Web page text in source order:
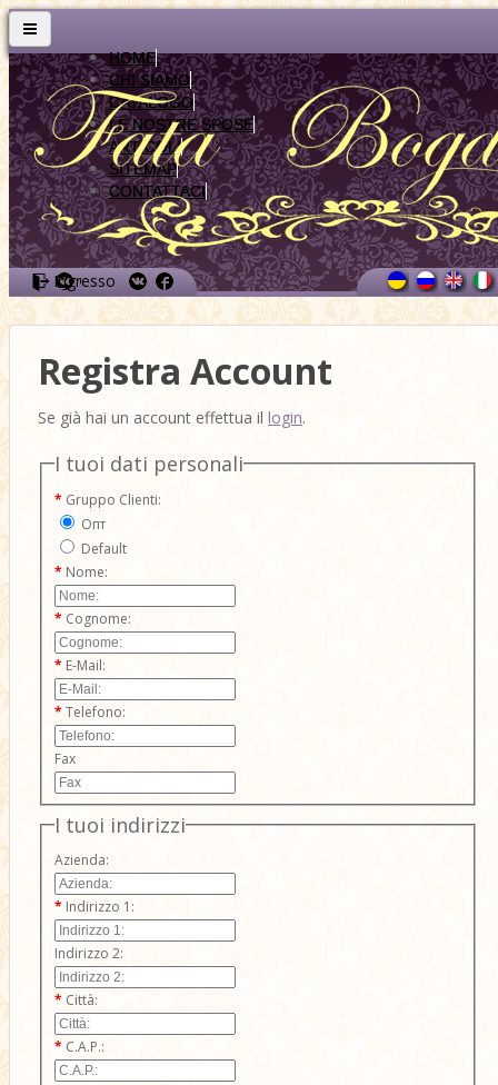
HOME
CHI SIAMO
CATALOGO
LE NOSTRE SPOSE
ARTICOLI
SITEMAP
CONTATTACI
Ingresso
Registra Account
Se già hai un account effettua il login.
I tuoi dati personali
Gruppo Clienti:
Опт
Default
Nome:
Cognome:
E-Mail:
Telefono:
Fax
I tuoi indirizzi
Azienda:
Indirizzo 1:
Indirizzo 2:
Città:
C.A.P.: